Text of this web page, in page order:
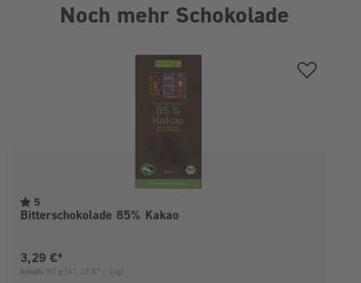
Noch mehr Schokolade
5
Bitterschokolade 85% Kakao
Aktueller Preis:
3,29 €*
Inhalt: 80 g (41,12 €* / 1kg)